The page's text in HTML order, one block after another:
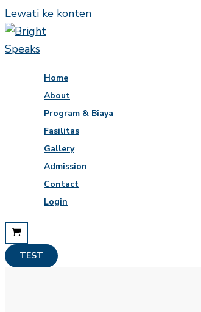
Lewati ke konten
Home
About
Program & Biaya
Fasilitas
Gallery
Admission
Contact
Login
TEST